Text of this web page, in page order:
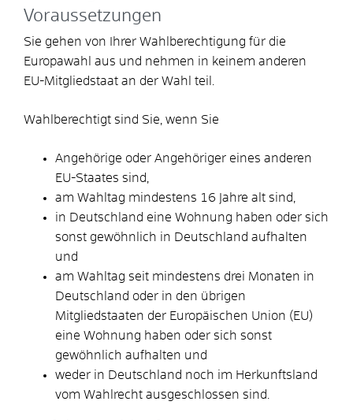
Voraussetzungen
Sie gehen von Ihrer Wahlberechtigung für die
Europawahl aus und nehmen in keinem anderen
EU-Mitgliedstaat an der Wahl teil.
Wahlberechtigt sind Sie, wenn Sie
Angehörige oder Angehöriger eines anderen
EU-Staates sind,
am Wahltag mindestens 16 Jahre alt sind,
in Deutschland eine Wohnung haben oder sich
sonst gewöhnlich in Deutschland aufhalten
und
am Wahltag seit mindestens drei Monaten in
Deutschland oder in den übrigen
Mitgliedstaaten der Europäischen Union (EU)
eine Wohnung haben oder sich sonst
gewöhnlich aufhalten und
weder in Deutschland noch im Herkunftsland
vom Wahlrecht ausgeschlossen sind.